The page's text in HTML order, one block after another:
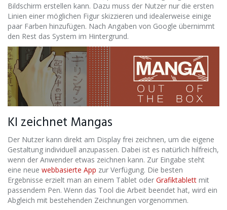
Bildschirm erstellen kann. Dazu muss der Nutzer nur die ersten
Linien einer möglichen Figur skizzieren und idealerweise einige
paar Farben hinzufügen. Nach Angaben von Google übernimmt
den Rest das System im Hintergrund.
KI zeichnet Mangas
Der Nutzer kann direkt am Display frei zeichnen, um die eigene
Gestaltung individuell anzupassen. Dabei ist es natürlich hilfreich,
wenn der Anwender etwas zeichnen kann. Zur Eingabe steht
eine neue webbasierte App zur Verfügung. Die besten
Ergebnisse erzielt man an einem Tablet oder Grafiktablett mit
passendem Pen. Wenn das Tool die Arbeit beendet hat, wird ein
Abgleich mit bestehenden Zeichnungen vorgenommen.